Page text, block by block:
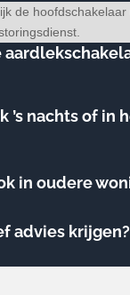
de
’s nachts of in
in oudere
advies krijgen?